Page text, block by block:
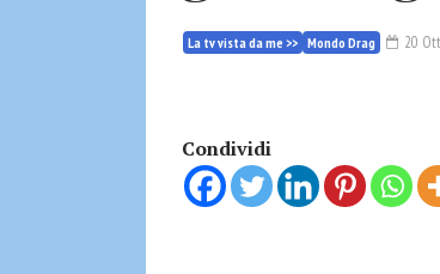
La tv vista da me >> Mondo Drag 20
Condividi